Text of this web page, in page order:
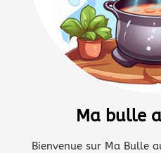
Ma bulle
Bienvenue sur Ma Bulle